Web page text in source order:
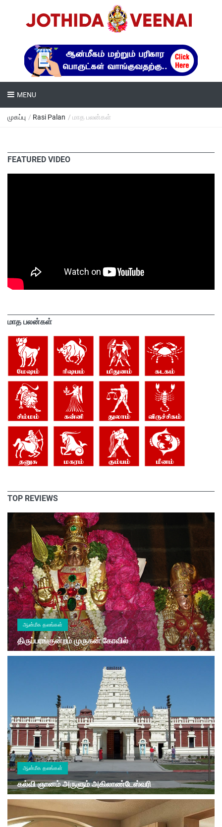
MENU
முகப்பு / Rasi Palan / மாத பலன்கள்
FEATURED VIDEO
மாத பலன்கள்
TOP REVIEWS
ஆன்மீக தலங்கள்
திருப்பரங்குன்றம் முருகன் கோவில்
ஆன்மீக தலங்கள்
கல்வி ஞானம் அருளும் அகிலாண்டேஸ்வரி